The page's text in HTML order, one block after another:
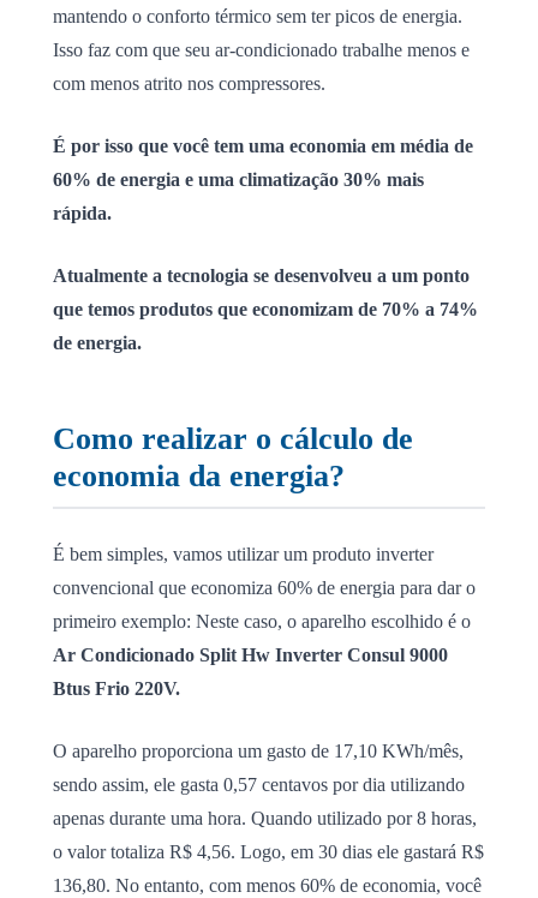
mantendo o conforto térmico sem ter picos de energia.
Isso faz com que seu ar-condicionado trabalhe menos e
com menos atrito nos compressores.
É por isso que você tem uma economia em média de
60% de energia e uma climatização 30% mais
rápida.
Atualmente a tecnologia se desenvolveu a um ponto
que temos produtos que economizam de 70% a 74%
de energia.
Como realizar o cálculo de
economia da energia?
É bem simples, vamos utilizar um produto inverter
convencional que economiza 60% de energia para dar o
primeiro exemplo: Neste caso, o aparelho escolhido é o
Ar Condicionado Split Hw Inverter Consul 9000
Btus Frio 220V.
O aparelho proporciona um gasto de 17,10 KWh/mês,
sendo assim, ele gasta 0,57 centavos por dia utilizando
apenas durante uma hora. Quando utilizado por 8 horas,
o valor totaliza R$ 4,56. Logo, em 30 dias ele gastará R$
136,80. No entanto, com menos 60% de economia, você